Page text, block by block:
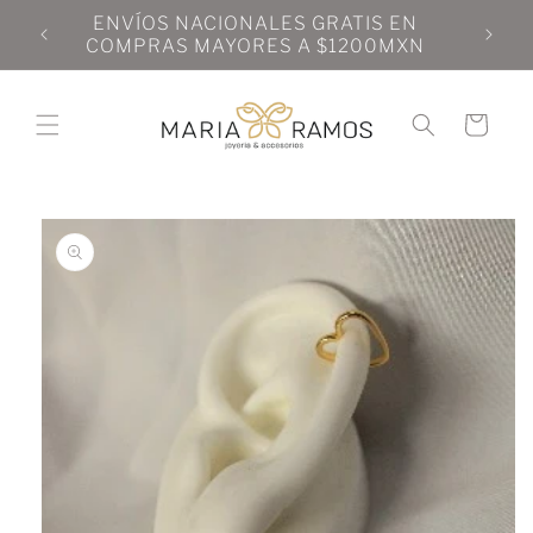
directamente
al contenido
ENVÍOS NACIONALES GRATIS EN
COMPRAS MAYORES A $1200MXN
Carrito
directamente
información